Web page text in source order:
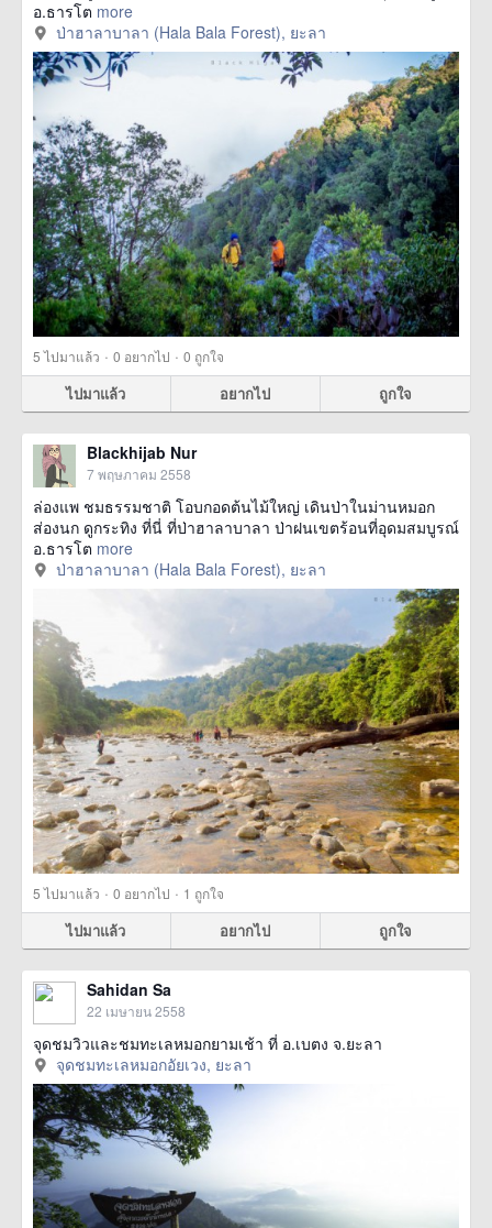
อ.ธารโต more
ป่าฮาลาบาลา (Hala Bala Forest), ยะลา
5ไปมาแล้ว · 0 อยากไป · 0 ถูกใจ
ไปมาแล้ว อยากไป ถูกใจ
Blackhijab Nur
7 พฤษภาคม 2558
ล่องแพ ชมธรรมชาติ โอบกอดต้นไม้ใหญ่ เดินป่าในม่านหมอก
ส่องนก ดูกระทิง ที่นี่ ที่ป่าฮาลาบาลา ป่าฝนเขตร้อนที่อุดมสมบูรณ์
อ.ธารโต more
ป่าฮาลาบาลา (Hala Bala Forest), ยะลา
5ไปมาแล้ว · 0 อยากไป · 1 ถูกใจ
ไปมาแล้ว อยากไป ถูกใจ
Sahidan Sa
22 เมษายน 2558
จุดชมวิวและชมทะเลหมอกยามเช้า ที่ อ.เบตง จ.ยะลา
จุดชมทะเลหมอกอัยเวง, ยะลา